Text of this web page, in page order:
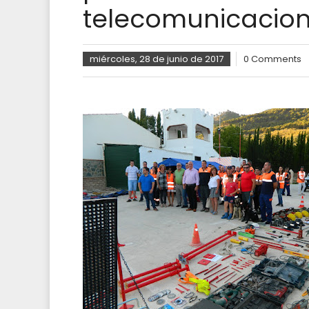
miércoles, 28 de junio de 2017 0 Comments